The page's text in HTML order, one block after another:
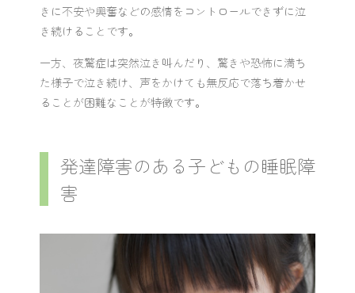
きに不安や興奮などの感情をコントロールできずに泣
き続けることです。
一方、夜驚症は突然泣き叫んだり、驚きや恐怖に満ち
た様子で泣き続け、声をかけても無反応で落ち着かせ
ることが困難なことが特徴です。
発達障害のある子どもの睡眠障
害